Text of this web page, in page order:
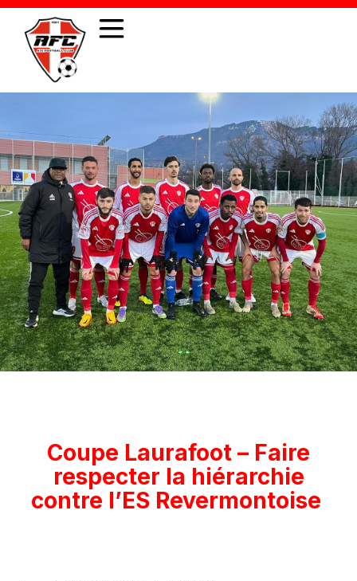
Coupe Laurafoot – Faire
respecter la hiérarchie
contre l’ES Revermontoise